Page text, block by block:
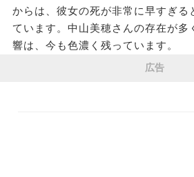
からは、彼女の死が非常に早すぎる
ています。中山美穂さんの存在が多
響は、今も色濃く残っています。
広告